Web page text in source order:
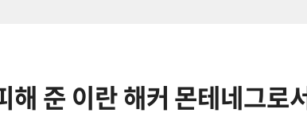
준 이란 해커 몬테네그로